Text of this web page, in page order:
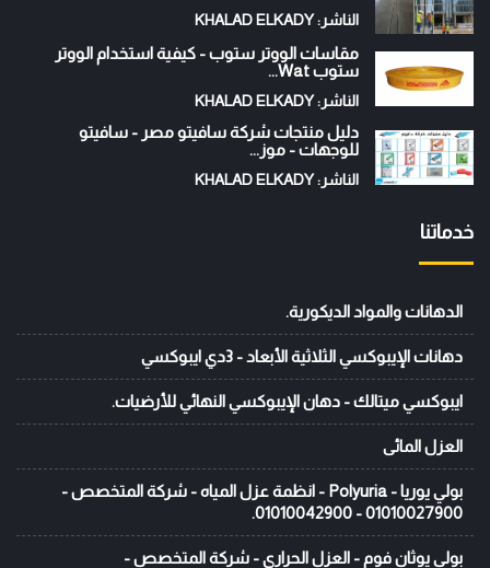
الناشر: KHALAD ELKADY
مقاسات الووتر ستوب - كيفية استخدام الووتر
ستوب Wat...
الناشر: KHALAD ELKADY
دليل منتجات شركة سافيتو مصر - سافيتو
للوجهات - موز...
الناشر: KHALAD ELKADY
خدماتنا
الدهانات والمواد الديكورية.
دهانات الإيبوكسي الثلاثية الأبعاد - 3دي ايبوكسي
ايبوكسي ميتالك - دهان الإيبوكسي النهائي للأرضيات.
العزل المائى
بولي يوريا - Polyuria - انظمة عزل المياه - شركة المتخصص -
01010027900 - 01010042900.
بولي يوثان فوم - العزل الحراري - شركة المتخصص -